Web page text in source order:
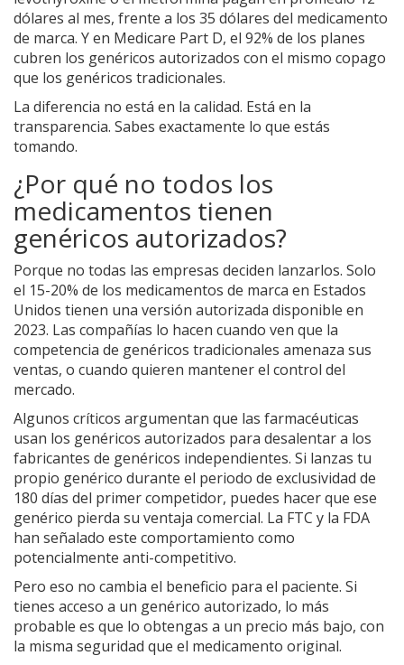
dólares al mes, frente a los 35 dólares del medicamento
de marca. Y en Medicare Part D, el 92% de los planes
cubren los genéricos autorizados con el mismo copago
que los genéricos tradicionales.
La diferencia no está en la calidad. Está en la
transparencia. Sabes exactamente lo que estás
tomando.
¿Por qué no todos los
medicamentos tienen
genéricos autorizados?
Porque no todas las empresas deciden lanzarlos. Solo
el 15-20% de los medicamentos de marca en Estados
Unidos tienen una versión autorizada disponible en
2023. Las compañías lo hacen cuando ven que la
competencia de genéricos tradicionales amenaza sus
ventas, o cuando quieren mantener el control del
mercado.
Algunos críticos argumentan que las farmacéuticas
usan los genéricos autorizados para desalentar a los
fabricantes de genéricos independientes. Si lanzas tu
propio genérico durante el periodo de exclusividad de
180 días del primer competidor, puedes hacer que ese
genérico pierda su ventaja comercial. La FTC y la FDA
han señalado este comportamiento como
potencialmente anti-competitivo.
Pero eso no cambia el beneficio para el paciente. Si
tienes acceso a un genérico autorizado, lo más
probable es que lo obtengas a un precio más bajo, con
la misma seguridad que el medicamento original.